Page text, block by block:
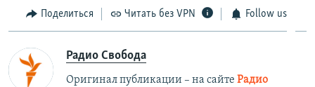
Поделиться Читать без VPN Follow us
Радио Свобода
Оригинал публикации – на сайте Радио